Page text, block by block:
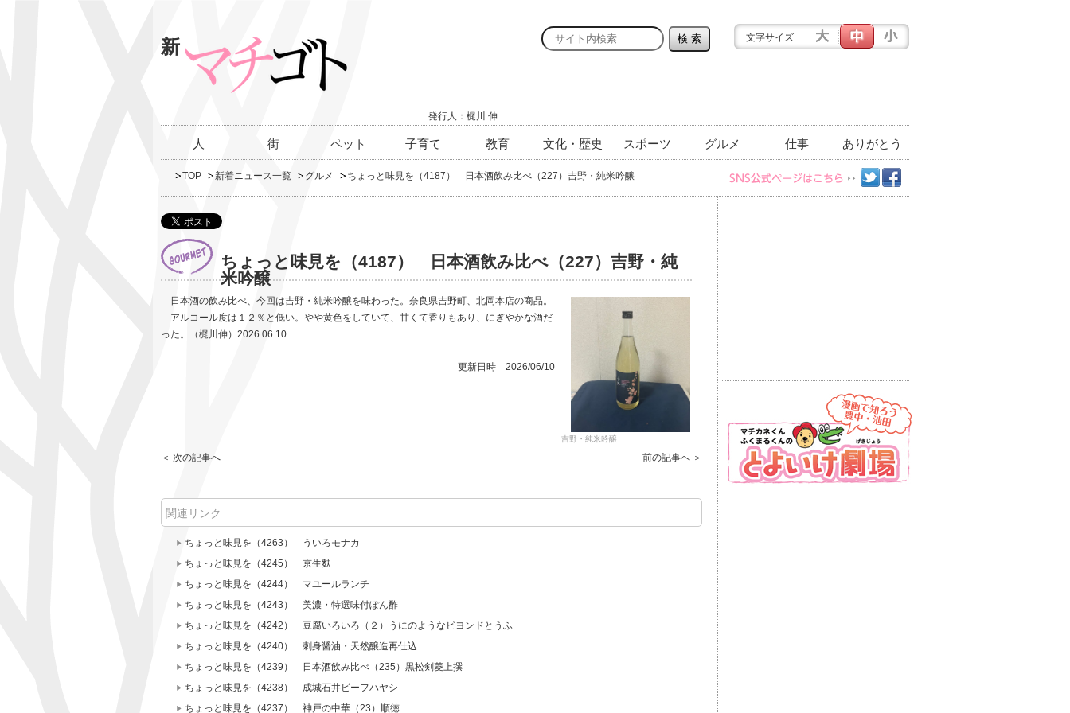
新
発行人：梶川 伸
文字サイズ
人 街 ペット 子育て 教育 文化・歴史 スポーツ グルメ 仕事 ありがとう
TOP 新着ニュース一覧 グルメ ちょっと味見を（4187） 日本酒飲み比べ（227）吉野・純米吟醸
ちょっと味見を（4187） 日本酒飲み比べ（227）吉野・純
米吟醸
吉野・純米吟醸
日本酒の飲み比べ、今回は吉野・純米吟醸を味わった。奈良県吉野町、北岡本店の商品。
アルコール度は１２％と低い。やや黄色をしていて、甘くて香りもあり、にぎやかな酒だ
った。（梶川伸）2026.06.10
更新日時 2026/06/10
前の記事へ ＞
＜ 次の記事へ
関連リンク
ちょっと味見を（4263） ういろモナカ
ちょっと味見を（4245） 京生麩
ちょっと味見を（4244） マユールランチ
ちょっと味見を（4243） 美濃・特選味付ぽん酢
ちょっと味見を（4242） 豆腐いろいろ（２）うにのようなビヨンドとうふ
ちょっと味見を（4240） 刺身醤油・天然醸造再仕込
ちょっと味見を（4239） 日本酒飲み比べ（235）黒松剣菱上撰
ちょっと味見を（4238） 成城石井ビーフハヤシ
ちょっと味見を（4237） 神戸の中華（23）順徳